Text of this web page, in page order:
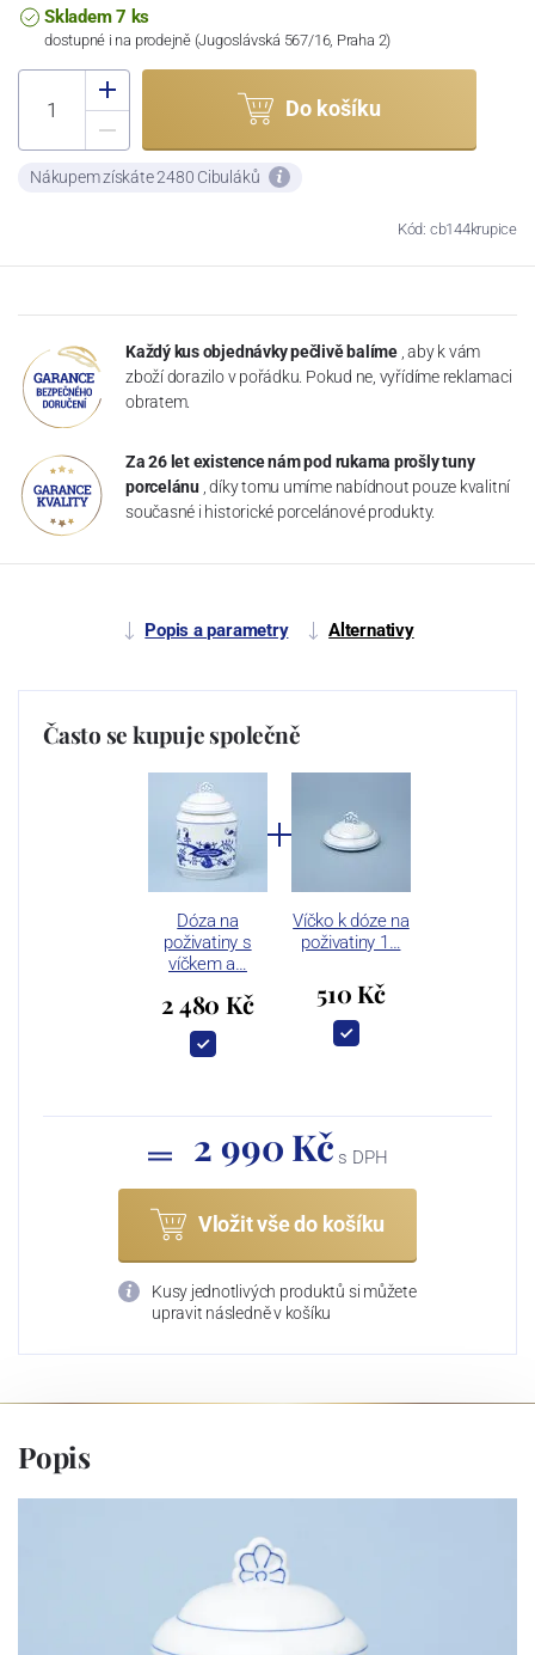
Skladem 7 ks
dostupné i na prodejně (Jugoslávská 567/16, Praha 2)
Do košíku
Nákupem získáte 2480 Cibuláků
Kód: cb144krupice
Každý kus objednávky pečlivě balíme , aby k vám
zboží dorazilo v pořádku. Pokud ne, vyřídíme reklamaci
obratem.
Za 26 let existence nám pod rukama prošly tuny
porcelánu , díky tomu umíme nabídnout pouze kvalitní
současné i historické porcelánové produkty.
Popis a parametry Alternativy
Často se kupuje společně
Dóza na
poživatiny s
víčkem a…
2 480 Kč
Víčko k dóze na
poživatiny 1…
510 Kč
2 990 Kč s DPH
Vložit vše do košíku
Kusy jednotlivých produktů si můžete
upravit následně v košíku
Popis